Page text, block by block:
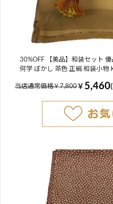
30%OFF 【美品】和装セット
何学 ぼかし 茶色 正絹 和装小物
当店通常価格￥7,800￥ 5,460